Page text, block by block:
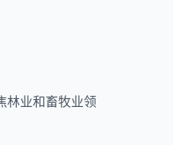
林业和畜牧业领